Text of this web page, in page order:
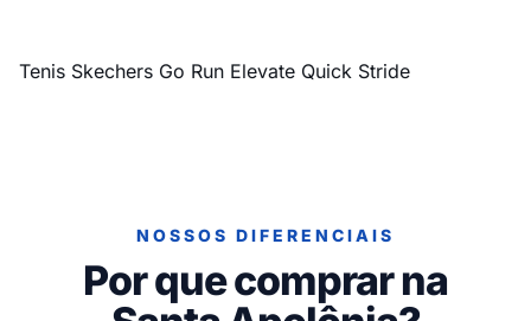
Tenis Skechers Go Run Elevate Quick Stride
NOSSOS DIFERENCIAIS
Por que comprar na